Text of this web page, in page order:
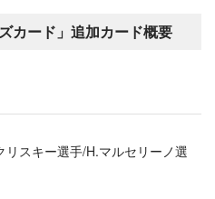
カード」追加カード概要
スキー選手/H.マルセリーノ選